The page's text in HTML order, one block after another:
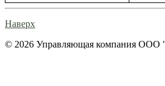
Наверх
© 2026 Управляющая компания ООО